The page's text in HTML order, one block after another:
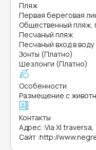
Пляж
Первая береговая
Общественный пляж,
Песчаный пляж
Песчаный вход в воду
Зонты (Платно)
Шезлонги (Платно)
Особенности
Размещение с
Контакты
Адрес :Via Xl
Сайт :http://